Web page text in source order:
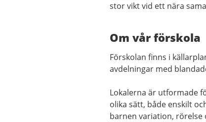
stor vikt vid ett nära
Om vår förskola
Förskolan finns i
avdelningar med
Lokalerna är utformade
olika sätt, både enskilt
barnen variation, rörelse